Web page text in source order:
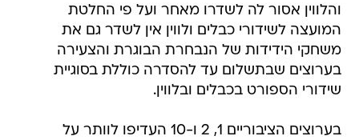
והלווין אסור לה לשדרו מאחר ועל פי החלטת
המועצה לשידורי כבלים ולווין אין לשדר גם את
משחקי הידידות של הנבחרת הבוגרת והצעירה
בערוצים שבתשלום עד להסדרה כוללת בסוגיית
שידורי הספורט בכבלים ובלווין.
בערוצים הציבוריים 1, 2 ו-10 העדיפו לוותר על